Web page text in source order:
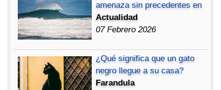
amenaza sin precedentes en
Actualidad
07 Febrero 2026
¿Qué significa que un gato
negro llegue a su casa?
Farandula